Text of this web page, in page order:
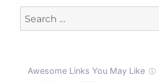
Search
for: